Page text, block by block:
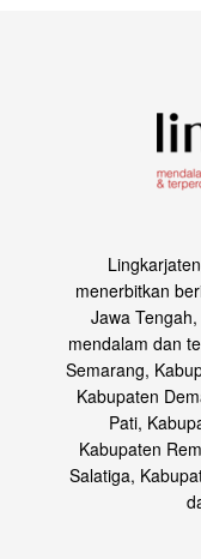
menerbitkan
Jawa
mendalam dan
Semarang,
Kabupaten
Pati,
Kabupaten
Salatiga,